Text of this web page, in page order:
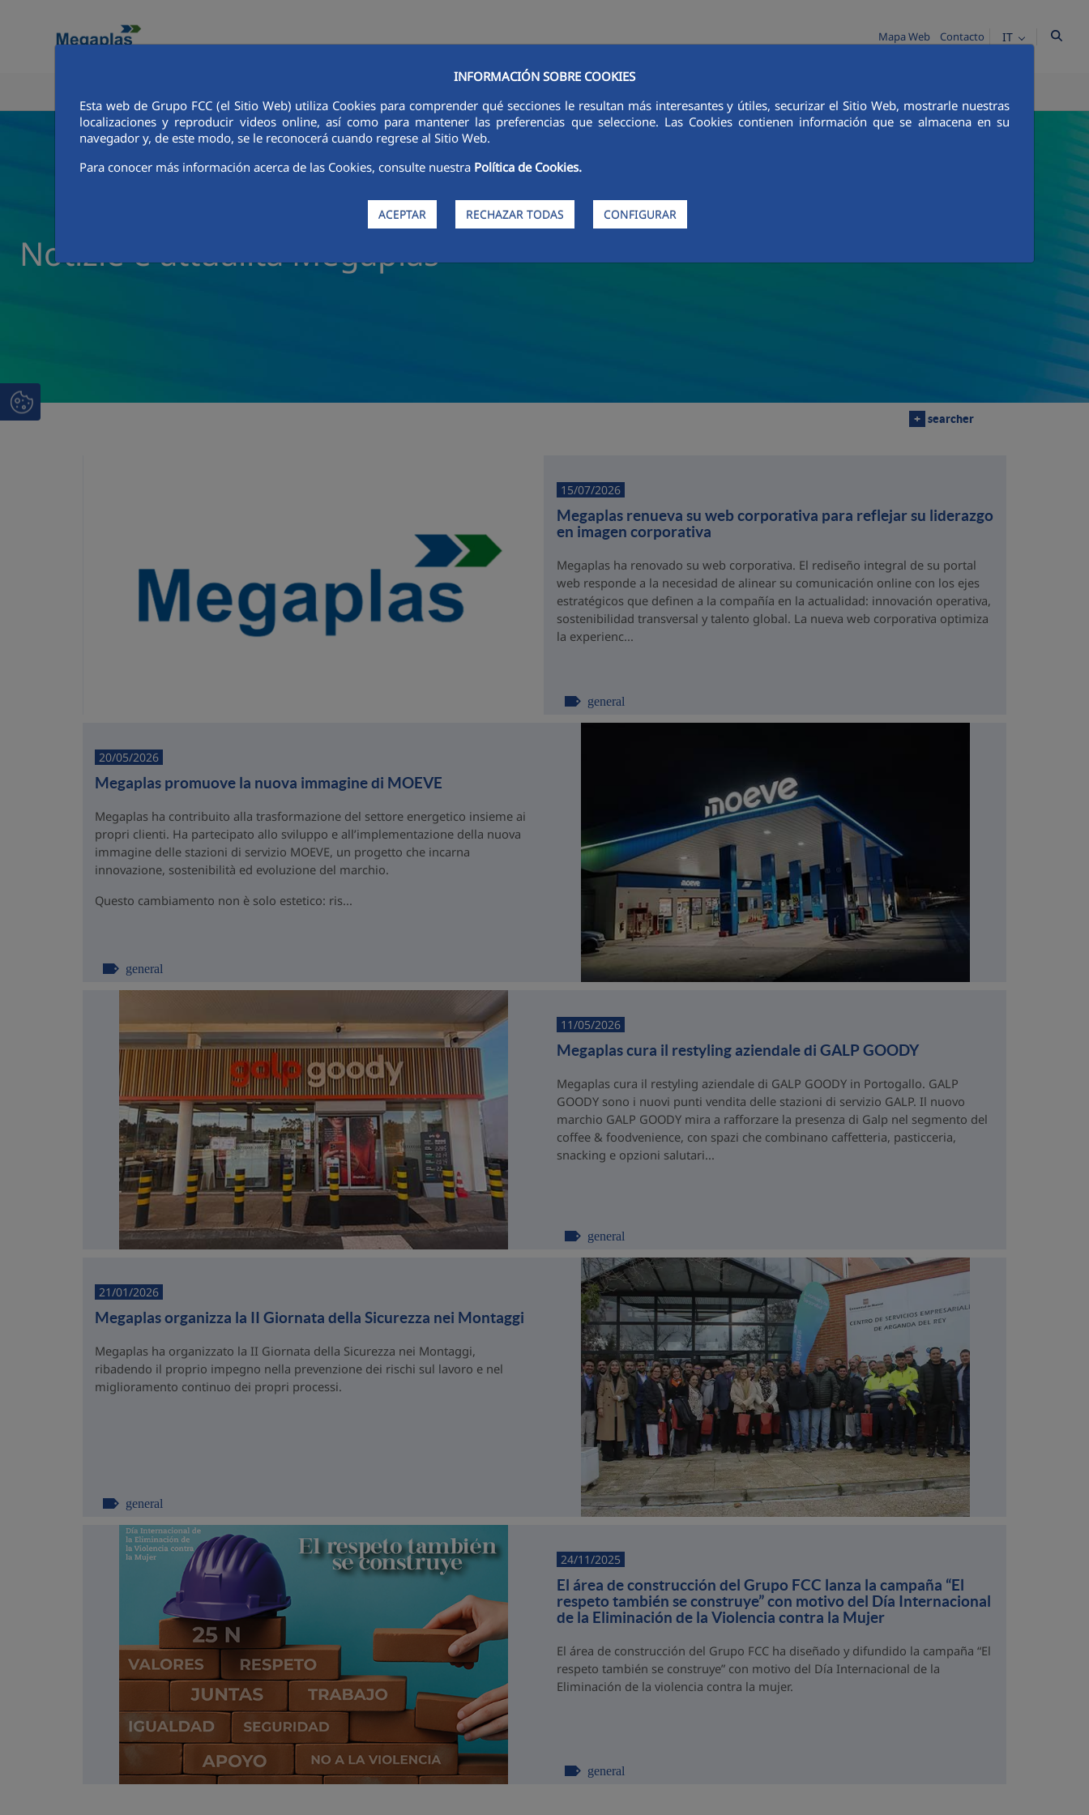
INFORMACIÓN SOBRE COOKIES
Esta web de Grupo FCC (el Sitio Web) utiliza Cookies para comprender qué secciones le resultan más interesantes y útiles, securizar el Sitio Web, mostrarle nuestras
localizaciones y reproducir videos online, así como para mantener las preferencias que seleccione. Las Cookies contienen información que se almacena en su
navegador y, de este modo, se le reconocerá cuando regrese al Sitio Web.
Para conocer más información acerca de las Cookies, consulte nuestra Política de Cookies.
ACEPTAR RECHAZAR TODAS CONFIGURAR
Mapa Web Contacto IT
Notizie e attualità Megaplas
+ searcher
15/07/2026
Megaplas renueva su web corporativa para reflejar su liderazgo
en imagen corporativa
Megaplas ha renovado su web corporativa. El rediseño integral de su portal
web responde a la necesidad de alinear su comunicación online con los ejes
estratégicos que definen a la compañía en la actualidad: innovación operativa,
sostenibilidad transversal y talento global. La nueva web corporativa optimiza
la experienc...
general
20/05/2026
Megaplas promuove la nuova immagine di MOEVE
Megaplas ha contribuito alla trasformazione del settore energetico insieme ai
propri clienti. Ha partecipato allo sviluppo e all’implementazione della nuova
immagine delle stazioni di servizio MOEVE, un progetto che incarna
innovazione, sostenibilità ed evoluzione del marchio.
Questo cambiamento non è solo estetico: ris...
general
11/05/2026
Megaplas cura il restyling aziendale di GALP GOODY
Megaplas cura il restyling aziendale di GALP GOODY in Portogallo. GALP
GOODY sono i nuovi punti vendita delle stazioni di servizio GALP. Il nuovo
marchio GALP GOODY mira a rafforzare la presenza di Galp nel segmento del
coffee & foodvenience, con spazi che combinano caffetteria, pasticceria,
snacking e opzioni salutari...
general
21/01/2026
Megaplas organizza la II Giornata della Sicurezza nei Montaggi
Megaplas ha organizzato la II Giornata della Sicurezza nei Montaggi,
ribadendo il proprio impegno nella prevenzione dei rischi sul lavoro e nel
miglioramento continuo dei propri processi.
general
24/11/2025
El área de construcción del Grupo FCC lanza la campaña “El
respeto también se construye” con motivo del Día Internacional
de la Eliminación de la Violencia contra la Mujer
El área de construcción del Grupo FCC ha diseñado y difundido la campaña “El
respeto también se construye” con motivo del Día Internacional de la
Eliminación de la violencia contra la mujer.
general